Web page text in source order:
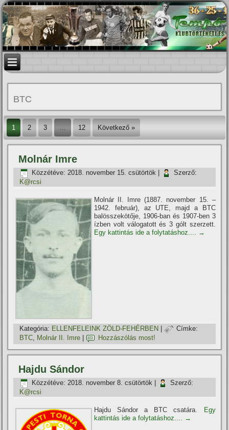
BTC
1 2 3 … 12 Következő »
Molnár Imre
Közzétéve: 2018. november 15. csütörtök
Szerző:
K@rcsi
Molnár II. Imre (1887. november 15. –
1942. február), az UTE, majd a BTC
balösszekötője, 1906-ban és 1907-ben 3
í­zben volt válogatott és 3 gólt szerzett.
Egy kattintás ide a folytatáshoz.... →
Kategória: ELLENFELEINK ZÖLD-FEHÉRBEN |
Címke:
BTC, Molnár II. Imre Hozzászólás most!
Hajdu Sándor
Közzétéve: 2018. november 8. csütörtök
Szerző:
K@rcsi
Hajdu Sándor a BTC csatára.
Egy
kattintás ide a folytatáshoz....
→